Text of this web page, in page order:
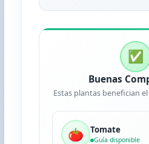
✅
Buenas
Estas plantas benefician
🍅 Tomate
Guía disponible